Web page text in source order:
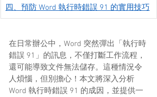
四、預防 Word 執行時錯誤 91 的實用技巧
在日常辦公中，Word 突然彈出「執行時
錯誤 91」的訊息，不僅打斷工作流程，
還可能導致文件無法儲存。這種情況令
人煩惱，但別擔心！本文將深入分析
Word 執行時錯誤 91 的成因，並提供一